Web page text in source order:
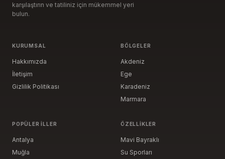
karşılaştırın ve tatiliniz için mükemmel yeri
bulun.
KURUMSAL
Hakkımızda
İletişim
Gizlilik Politikası
BÖLGELER
Akdeniz
Ege
Karadeniz
Marmara
POPÜLER İLLER
Antalya
Muğla
ÖZELLIKLER
Mavi Bayraklı
Su Sporları